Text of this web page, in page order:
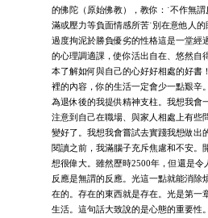
的佛陀（原始佛教），教你：˙不作無
滿或壓力等負面情感所苦˙別在意他人
過度拘泥於勝負優劣的性格這是一堂經
的心理調適課，使你活出自在、悠然自
本了解如何與自己的心好好相處的好書
裡的內容，你的生活一定會少一點艱辛
為退休後的我提供精神支柱。我想我會
注意到自己在職場、與家人相處上有些
變好了。我想我會嘗試去實踐我想做出
閱讀之前，我滿腦子充斥焦慮和不安。
想很偉大。雖然歷時2500年，但還是令
反應是無謂的反應。光這一點就能消除
在的。存在的東西就是存在。光是第一
生活。這句話大致說的是心態的重要性